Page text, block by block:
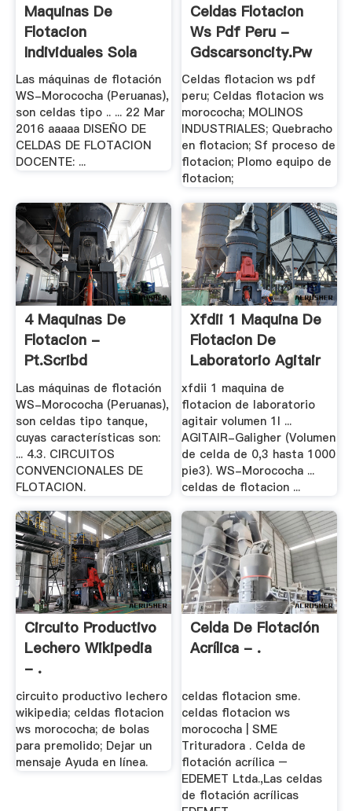
Maquinas De
Flotacion
Individuales Sola
Celda De .
Las máquinas de flotación
WS-Morococha (Peruanas),
son celdas tipo .. ... 22 Mar
2016 aaaaa DISEÑO DE
CELDAS DE FLOTACION
DOCENTE: ...
Celdas Flotacion
Ws Pdf Peru -
Gdscarsoncity.pw
Celdas flotacion ws pdf
peru; Celdas flotacion ws
morococha; MOLINOS
INDUSTRIALES; Quebracho
en flotacion; Sf proceso de
flotacion; Plomo equipo de
flotacion;
4 Maquinas De
Flotacion -
Pt.scribd
Las máquinas de flotación
WS-Morococha (Peruanas),
son celdas tipo tanque,
cuyas características son:
... 4.3. CIRCUITOS
CONVENCIONALES DE
FLOTACION.
Xfdii 1 Maquina De
Flotacion De
Laboratorio Agitair
.
xfdii 1 maquina de
flotacion de laboratorio
agitair volumen 1l ...
AGITAIR-Galigher (Volumen
de celda de 0,3 hasta 1000
pie3). WS-Morococha ...
celdas de flotacion ...
Circuito Productivo
Lechero Wikipedia
- .
circuito productivo lechero
wikipedia; celdas flotacion
ws morococha; de bolas
para premolido; Dejar un
mensaje Ayuda en línea.
Celda De Flotación
Acrílica - .
celdas flotacion sme.
celdas flotacion ws
morococha | SME
Trituradora . Celda de
flotación acrílica –
EDEMET Ltda.,Las celdas
de flotación acrílicas